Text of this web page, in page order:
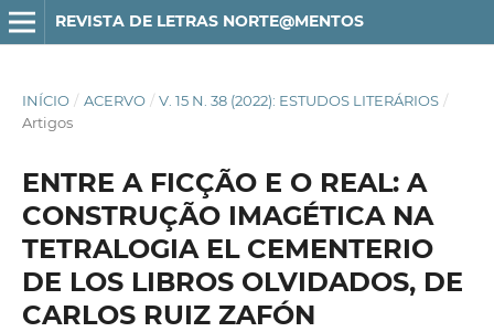
REVISTA DE LETRAS NORTE@MENTOS
INÍCIO / ACERVO / V. 15 N. 38 (2022): ESTUDOS LITERÁRIOS /
Artigos
ENTRE A FICÇÃO E O REAL: A
CONSTRUÇÃO IMAGÉTICA NA
TETRALOGIA EL CEMENTERIO
DE LOS LIBROS OLVIDADOS, DE
CARLOS RUIZ ZAFÓN